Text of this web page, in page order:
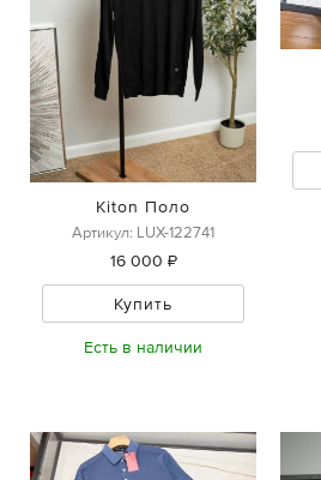
Kiton Поло
Артикул: LUX-122741
16 000 ₽
Купить
Есть в наличии